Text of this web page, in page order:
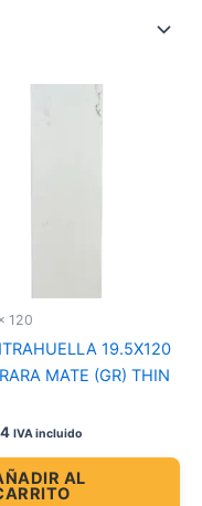
120
19.5X120
MATE (GR) THIN
IVA incluido
AL